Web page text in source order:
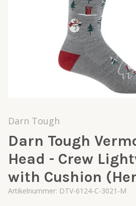
Darn Tough
Darn Tough
Head - Crew
with Cushion
Artikelnummer: DTV-6124-C-3021-M